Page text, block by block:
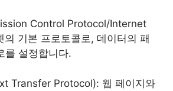
Control Protocol/Internet
기본 프로토콜로, 데이터의 패
를 설정합니다.
Transfer Protocol): 웹 페이지와